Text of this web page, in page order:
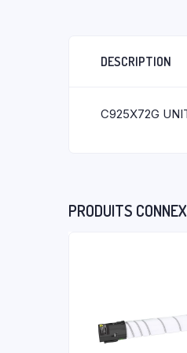
DESCRIPTION
C925X72G
PRODUITS